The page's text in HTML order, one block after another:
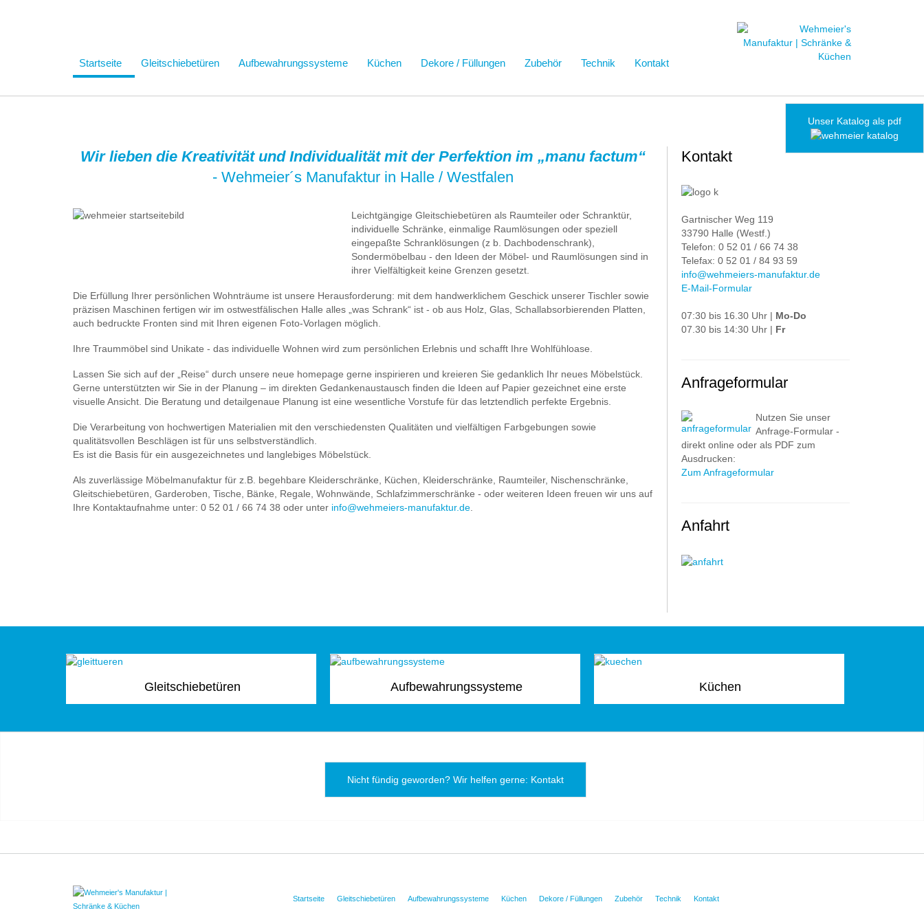
Startseite Gleitschiebetüren Aufbewahrungssysteme Küchen Dekore / Füllungen Zubehör Technik Kontakt
Wir lieben die Kreativität und Individualität mit der Perfektion im „manu factum“
- Wehmeier´s Manufaktur in Halle / Westfalen
Leichtgängige Gleitschiebetüren als Raumteiler oder Schranktür,
individuelle Schränke, einmalige Raumlösungen oder speziell
eingepaßte Schranklösungen (z b. Dachbodenschrank),
Sondermöbelbau - den Ideen der Möbel- und Raumlösungen sind in
ihrer Vielfältigkeit keine Grenzen gesetzt.
Die Erfüllung Ihrer persönlichen Wohnträume ist unsere Herausforderung: mit dem handwerklichem Geschick unserer Tischler sowie
präzisen Maschinen fertigen wir im ostwestfälischen Halle alles „was Schrank“ ist - ob aus Holz, Glas, Schallabsorbierenden Platten,
auch bedruckte Fronten sind mit Ihren eigenen Foto-Vorlagen möglich.
Ihre Traummöbel sind Unikate - das individuelle Wohnen wird zum persönlichen Erlebnis und schafft Ihre Wohlfühloase.
Lassen Sie sich auf der „Reise“ durch unsere neue homepage gerne inspirieren und kreieren Sie gedanklich Ihr neues Möbelstück.
Gerne unterstützten wir Sie in der Planung – im direkten Gedankenaustausch finden die Ideen auf Papier gezeichnet eine erste
visuelle Ansicht. Die Beratung und detailgenaue Planung ist eine wesentliche Vorstufe für das letztendlich perfekte Ergebnis.
Die Verarbeitung von hochwertigen Materialien mit den verschiedensten Qualitäten und vielfältigen Farbgebungen sowie
qualitätsvollen Beschlägen ist für uns selbstverständlich.
Es ist die Basis für ein ausgezeichnetes und langlebiges Möbelstück.
Als zuverlässige Möbelmanufaktur für z.B. begehbare Kleiderschränke, Küchen, Kleiderschränke, Raumteiler, Nischenschränke,
Gleitschiebetüren, Garderoben, Tische, Bänke, Regale, Wohnwände, Schlafzimmerschränke - oder weiteren Ideen freuen wir uns auf
Ihre Kontaktaufnahme unter: 0 52 01 / 66 74 38 oder unter info@wehmeiers-manufaktur.de
Unser Katalog als pdf
Kontakt
Gartnischer Weg 119
33790 Halle (Westf.)
Telefon: 0 52 01 / 66 74 38
Telefax: 0 52 01 / 84 93 59
info@wehmeiers-manufaktur.de
E-Mail-Formular
07:30 bis 16.30 Uhr | Mo-Do
07.30 bis 14:30 Uhr | Fr
Anfrageformular
Nutzen Sie unser
Anfrage-Formular -
direkt online oder als PDF zum
Ausdrucken:
Zum Anfrageformular
Anfahrt
Gleitschiebetüren Aufbewahrungssysteme Küchen
Nicht fündig geworden? Wir helfen gerne: Kontakt
Startseite Gleitschiebetüren Aufbewahrungssysteme Küchen Dekore / Füllungen Zubehör Technik Kontakt